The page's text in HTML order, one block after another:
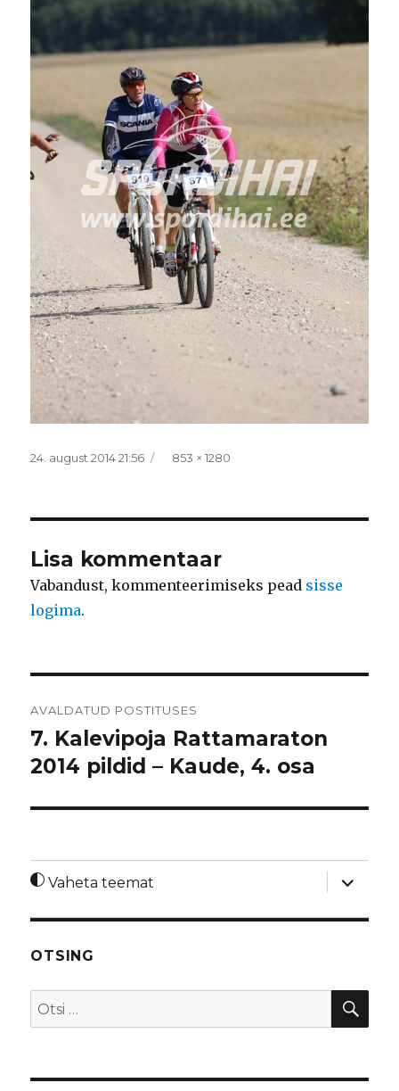
Postitatud
24. august 2014 21:56 Täissuurus
853 × 1280
Lisa kommentaar
Vabandust, kommenteerimiseks pead sisse
logima.
AVALDATUD POSTITUSES
7. Kalevipoja Rattamaraton
2014 pildid – Kaude, 4. osa
Vaheta teemat
laienda
OTSING
Otsi: